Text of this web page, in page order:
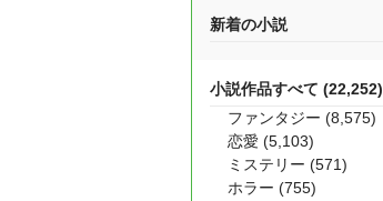
新着の小説
小説作品すべて (22,252)
ファンタジー (8,575)
恋愛 (5,103)
ミステリー (571)
ホラー (755)